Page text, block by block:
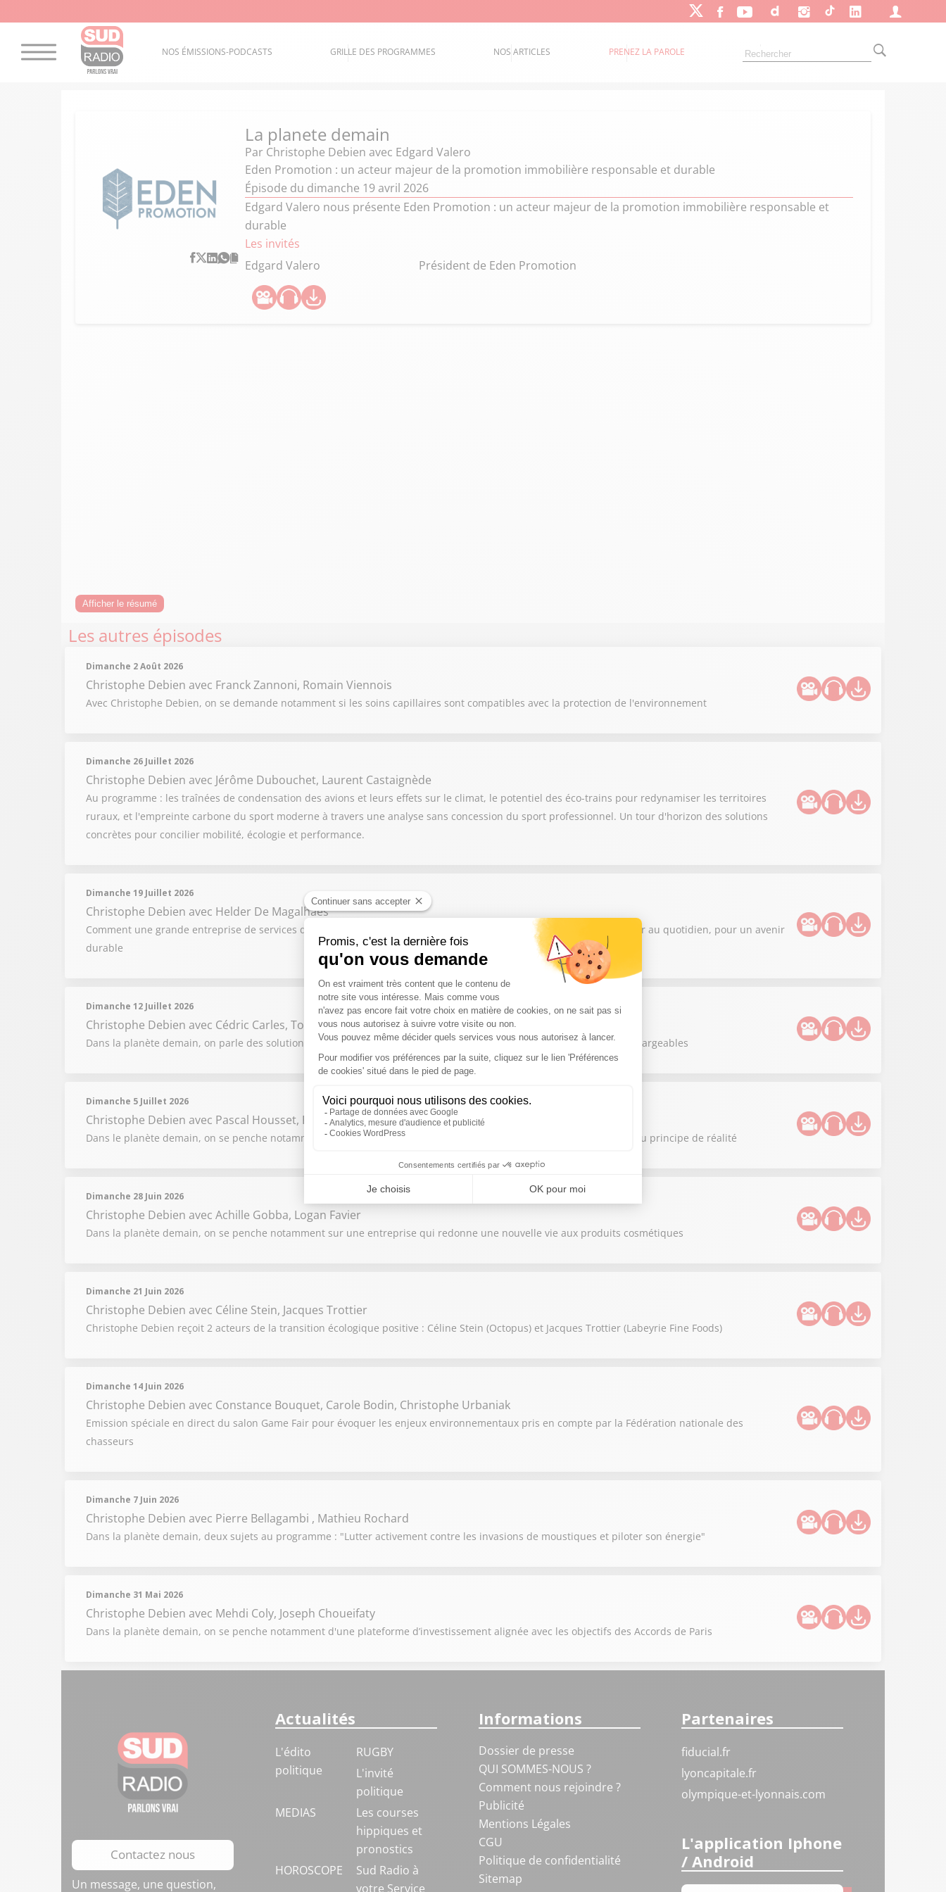
NOS ÉMISSIONS-PODCASTS GRILLE DES PROGRAMMES NOS ARTICLES PRENEZ LA PAROLE
La planete demain
Par Christophe Debien avec Edgard Valero
Eden Promotion : un acteur majeur de la promotion immobilière responsable et durable
Épisode du dimanche 19 avril 2026
Edgard Valero nous présente Eden Promotion : un acteur majeur de la promotion immobilière responsable et
durable
Les invités
Edgard Valero
Président de Eden Promotion
Afficher le résumé
Les autres épisodes
Dimanche 2 Août 2026
Christophe Debien avec Franck Zannoni, Romain Viennois
Avec Christophe Debien, on se demande notamment si les soins capillaires sont compatibles avec la protection de l'environnement
Dimanche 26 Juillet 2026
Christophe Debien avec Jérôme Dubouchet, Laurent Castaignède
Au programme : les traînées de condensation des avions et leurs effets sur le climat, le potentiel des éco-trains pour redynamiser les territoires
ruraux, et l'empreinte carbone du sport moderne à travers une analyse sans concession du sport professionnel. Un tour d'horizon des solutions
concrètes pour concilier mobilité, écologie et performance.
Dimanche 19 Juillet 2026
Christophe Debien avec Helder De Magalhaes
Comment une grande entreprise de services de ce standing, leader dans le Facility Management, parvient à s'engager au quotidien, pour un avenir
durable
Dimanche 12 Juillet 2026
Christophe Debien avec Cédric Carles, Tony Bernard
Dans la planète demain, on parle des solutions permettant de diagnostiquer et régénérer les piles alcalines non rechargeables
Dimanche 5 Juillet 2026
Christophe Debien avec Pascal Housset, Florence Jasmin
Dans le planète demain, on se penche notamment sur le plan d’électrification et la décarbonation du bâtiment face au principe de réalité
Dimanche 28 Juin 2026
Christophe Debien avec Achille Gobba, Logan Favier
Dans la planète demain, on se penche notamment sur une entreprise qui redonne une nouvelle vie aux produits cosmétiques
Dimanche 21 Juin 2026
Christophe Debien avec Céline Stein, Jacques Trottier
Christophe Debien reçoit 2 acteurs de la transition écologique positive : Céline Stein (Octopus) et Jacques Trottier (Labeyrie Fine Foods)
Dimanche 14 Juin 2026
Christophe Debien avec Constance Bouquet, Carole Bodin, Christophe Urbaniak
Emission spéciale en direct du salon Game Fair pour évoquer les enjeux environnementaux pris en compte par la Fédération nationale des
chasseurs
Dimanche 7 Juin 2026
Christophe Debien avec Pierre Bellagambi , Mathieu Rochard
Dans la planète demain, deux sujets au programme : "Lutter activement contre les invasions de moustiques et piloter son énergie"
Dimanche 31 Mai 2026
Christophe Debien avec Mehdi Coly, Joseph Choueifaty
Dans la planète demain, on se penche notamment d'une plateforme d’investissement alignée avec les objectifs des Accords de Paris
Contactez nous
Un message, une question,
Actualités
L'édito
politique
RUGBY
L'invité
politique
MEDIAS
Les courses
hippiques et
pronostics
HOROSCOPE
Sud Radio à
votre Service
Informations
Dossier de presse
QUI SOMMES-NOUS ?
Comment nous rejoindre ?
Publicité
Mentions Légales
CGU
Politique de confidentialité
Sitemap
Partenaires
fiducial.fr
lyoncapitale.fr
olympique-et-lyonnais.com
L'application Iphone
/ Android